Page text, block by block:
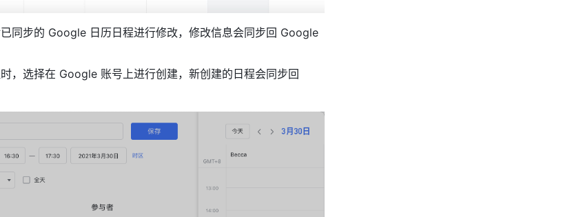
同步的 Google 日历日程进行修改，修改信息会同步回 Google
，选择在 Google 账号上进行创建，新创建的日程会同步回